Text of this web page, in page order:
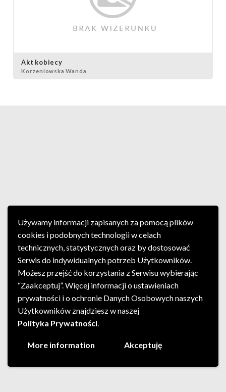
Używamy informacji zapisanych za pomocą plików
cookies i podobnych technologii w celach
technicznych, statystycznych oraz by dostosować
Serwis do indywidualnych potrzeb Użytkowników.
Możesz przejść do korzystania z Serwisu wybierając
“Zaakceptuj”. Więcej informacji o ustawieniach
prywatności i o ochronie Danych Osobowych naszych
Użytkowników znajdziesz w naszej
Polityka Prywatności.
More information Akceptuję
Akt kobiecy
Korzeniowska Wanda